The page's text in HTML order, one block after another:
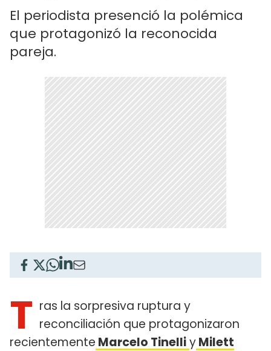
El periodista presenció la polémica
que protagonizó la reconocida
pareja.
T ras la sorpresiva ruptura y
reconciliación que protagonizaron
recientemente Marcelo TinelliyMilett